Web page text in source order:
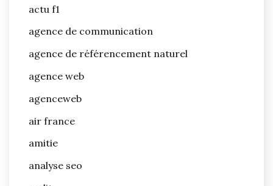
actu f1
agence de communication
agence de référencement naturel
agence web
agenceweb
air france
amitie
analyse seo